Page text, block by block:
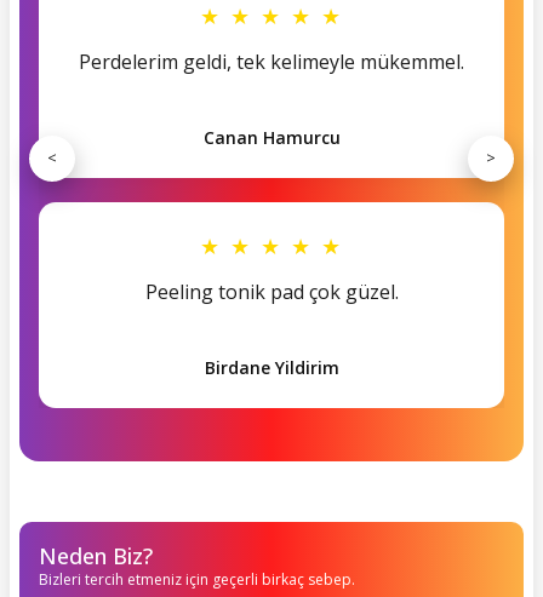
★ ★ ★ ★ ★
Perdelerim geldi, tek kelimeyle mükemmel.
Canan Hamurcu
★ ★ ★ ★ ★
Peeling tonik pad çok güzel.
Birdane Yildirim
< >
Neden Biz?
Bizleri tercih etmeniz için geçerli birkaç sebep.